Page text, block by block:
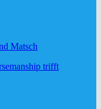
Matsch
trifft